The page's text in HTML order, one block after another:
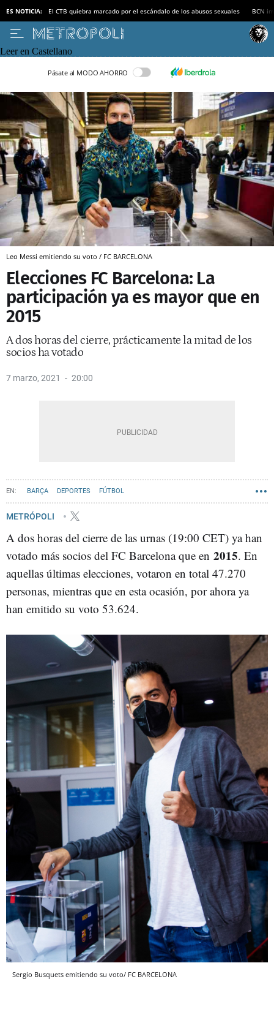
ES NOTICIA: El CTB quiebra marcado por el escándalo de los abusos sexuales BCN
Leer en Castellano
Pásate al MODO AHORRO
Leo Messi emitiendo su voto / FC BARCELONA
Elecciones FC Barcelona: La
participación ya es mayor que en
2015
A dos horas del cierre, prácticamente la mitad de los
socios ha votado
7 marzo, 2021 20:00
BARÇA DEPORTES FÚTBOL
METRÓPOLI
A dos horas del cierre de las urnas (19:00 CET) ya han
votado más socios del FC Barcelona que en 2015. En
aquellas últimas elecciones, votaron en total 47.270
personas, mientras que en esta ocasión, por ahora ya
han emitido su voto 53.624.
Sergio Busquets emitiendo su voto/ FC BARCELONA